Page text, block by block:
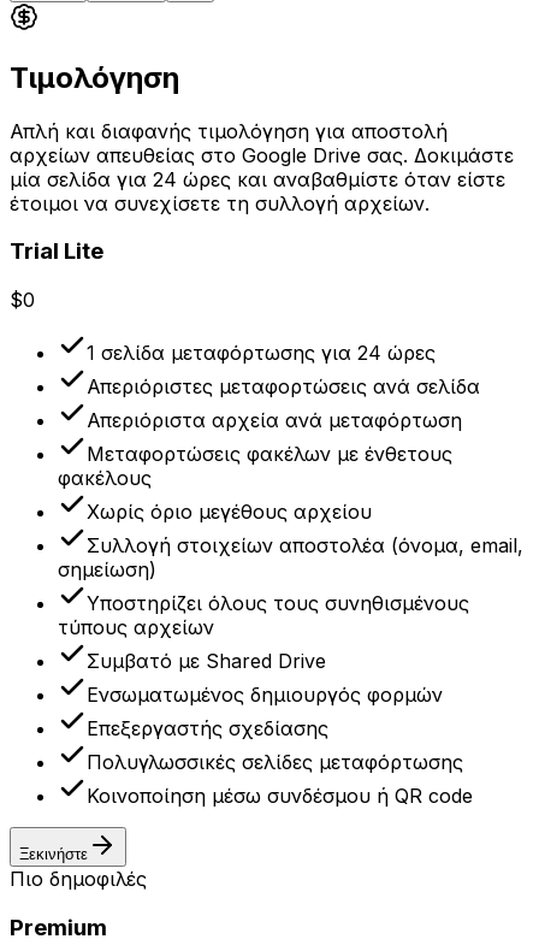
Τιμολόγηση
Απλή και διαφανής τιμολόγηση για αποστολή
αρχείων απευθείας στο Google Drive σας. Δοκιμάστε
μία σελίδα για 24 ώρες και αναβαθμίστε όταν είστε
έτοιμοι να συνεχίσετε τη συλλογή αρχείων.
Trial Lite
$0
1 σελίδα μεταφόρτωσης για 24 ώρες
Απεριόριστες μεταφορτώσεις ανά σελίδα
Απεριόριστα αρχεία ανά μεταφόρτωση
Μεταφορτώσεις φακέλων με ένθετους
φακέλους
Χωρίς όριο μεγέθους αρχείου
Συλλογή στοιχείων αποστολέα (όνομα, email,
σημείωση)
Υποστηρίζει όλους τους συνηθισμένους
τύπους αρχείων
Συμβατό με Shared Drive
Ενσωματωμένος δημιουργός φορμών
Επεξεργαστής σχεδίασης
Πολυγλωσσικές σελίδες μεταφόρτωσης
Κοινοποίηση μέσω συνδέσμου ή QR code
Ξεκινήστε
Πιο δημοφιλές
Premium